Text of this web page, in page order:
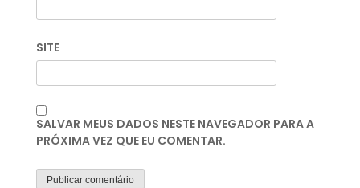
SITE
SALVAR MEUS DADOS NESTE NAVEGADOR PARA A
PRÓXIMA VEZ QUE EU COMENTAR.